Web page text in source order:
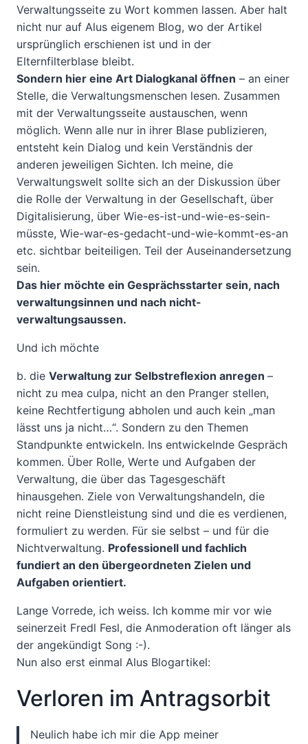
Verwaltungsseite zu Wort kommen lassen. Aber halt
nicht nur auf Alus eigenem Blog, wo der Artikel
ursprünglich erschienen ist und in der
Elternfilterblase bleibt.
Sondern hier eine Art Dialogkanal öffnen – an einer
Stelle, die Verwaltungsmenschen lesen. Zusammen
mit der Verwaltungsseite austauschen, wenn
möglich. Wenn alle nur in ihrer Blase publizieren,
entsteht kein Dialog und kein Verständnis der
anderen jeweiligen Sichten. Ich meine, die
Verwaltungswelt sollte sich an der Diskussion über
die Rolle der Verwaltung in der Gesellschaft, über
Digitalisierung, über Wie-es-ist-und-wie-es-sein-
müsste, Wie-war-es-gedacht-und-wie-kommt-es-an
etc. sichtbar beiteiligen. Teil der Auseinandersetzung
sein.
Das hier möchte ein Gesprächsstarter sein, nach
verwaltungsinnen und nach nicht-
verwaltungsaussen.
Und ich möchte
b. die Verwaltung zur Selbstreflexion anregen –
nicht zu mea culpa, nicht an den Pranger stellen,
keine Rechtfertigung abholen und auch kein „man
lässt uns ja nicht…“. Sondern zu den Themen
Standpunkte entwickeln. Ins entwickelnde Gespräch
kommen. Über Rolle, Werte und Aufgaben der
Verwaltung, die über das Tagesgeschäft
hinausgehen. Ziele von Verwaltungshandeln, die
nicht reine Dienstleistung sind und die es verdienen,
formuliert zu werden. Für sie selbst – und für die
Nichtverwaltung. Professionell und fachlich
fundiert an den übergeordneten Zielen und
Aufgaben orientiert.
Lange Vorrede, ich weiss. Ich komme mir vor wie
seinerzeit Fredl Fesl, die Anmoderation oft länger als
der angekündigt Song :-).
Nun also erst einmal Alus Blogartikel:
Verloren im Antragsorbit
Neulich habe ich mir die App meiner